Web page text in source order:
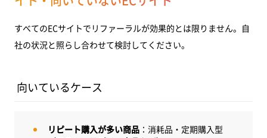
すべてのECサイトでリファーラルが効果的とは限りません。自
社の状況と照らし合わせて検討してください。
向いているケース
リピート購入が多い商品 ：消耗品・定期購入型